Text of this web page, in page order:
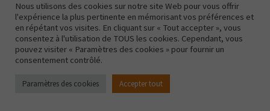
Apiland Médaille d'or 2019
Nous utilisons des cookies sur notre site Web pour vous offrir
l'expérience la plus pertinente en mémorisant vos préférences et
en répétant vos visites. En cliquant sur « Tout accepter », vous
consentez à l'utilisation de TOUS les cookies. Cependant, vous
pouvez visiter « Paramètres des cookies » pour fournir un
consentement contrôlé.
Paramètres des cookies Accepter tout